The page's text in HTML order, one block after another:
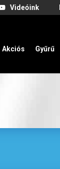
Videóink
Akciós Gyűrű